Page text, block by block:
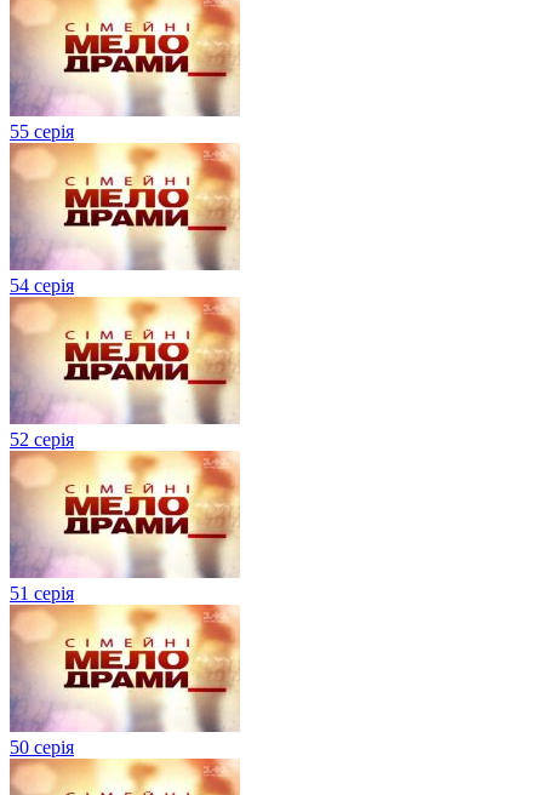
55 серія
54 серія
52 серія
51 серія
50 серія